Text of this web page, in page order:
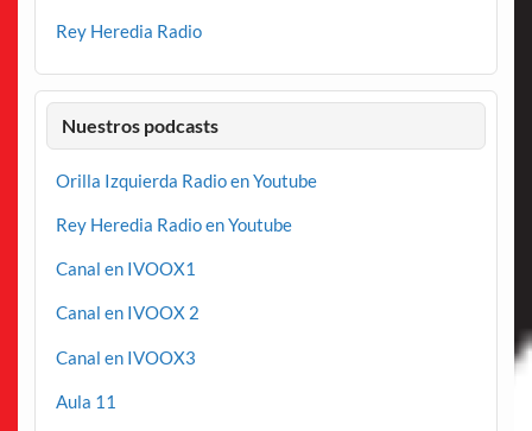
Rey Heredia Radio
Nuestros podcasts
Orilla Izquierda Radio en Youtube
Rey Heredia Radio en Youtube
Canal en IVOOX1
Canal en IVOOX 2
Canal en IVOOX3
Aula 11